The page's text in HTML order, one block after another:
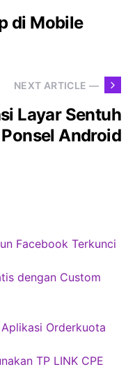
di Mobile
NEXT ARTICLE —
Layar Sentuh
Ponsel Android
Facebook Terkunci
dengan Custom
Orderkuota
TP LINK CPE